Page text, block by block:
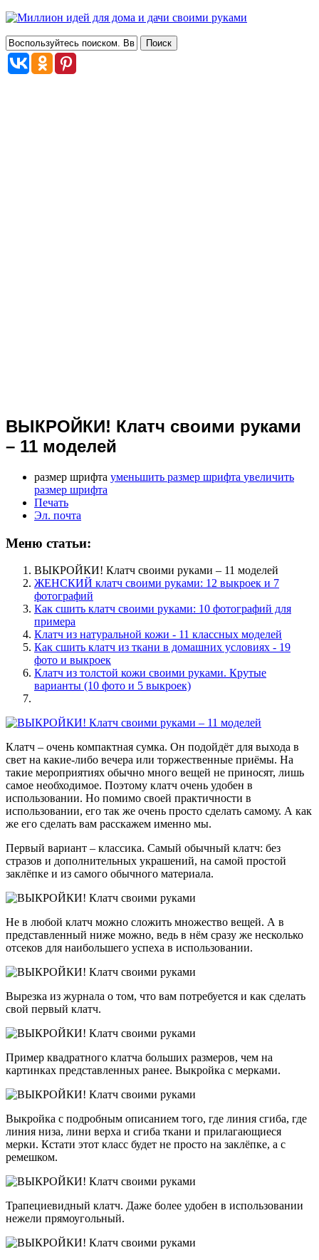
ВЫКРОЙКИ! Клатч своими руками
– 11 моделей
размер шрифта уменьшить размер шрифта увеличить
размер шрифта
Печать
Эл. почта
Меню статьи:
ВЫКРОЙКИ! Клатч своими руками – 11 моделей
ЖЕНСКИЙ клатч своими руками: 12 выкроек и 7
фотографий
Как сшить клатч своими руками: 10 фотографий для
примера
Клатч из натуральной кожи - 11 классных моделей
Как сшить клатч из ткани в домашних условиях - 19
фото и выкроек
Клатч из толстой кожи своими руками. Крутые
варианты (10 фото и 5 выкроек)
Клатч – очень компактная сумка. Он подойдёт для выхода в
свет на какие-либо вечера или торжественные приёмы. На
такие мероприятиях обычно много вещей не приносят, лишь
самое необходимое. Поэтому клатч очень удобен в
использовании. Но помимо своей практичности в
использовании, его так же очень просто сделать самому. А как
же его сделать вам расскажем именно мы.
Первый вариант – классика. Самый обычный клатч: без
стразов и дополнительных украшений, на самой простой
заклёпке и из самого обычного материала.
Не в любой клатч можно сложить множество вещей. А в
представленный ниже можно, ведь в нём сразу же несколько
отсеков для наибольшего успеха в использовании.
Вырезка из журнала о том, что вам потребуется и как сделать
свой первый клатч.
Пример квадратного клатча больших размеров, чем на
картинках представленных ранее. Выкройка с мерками.
Выкройка с подробным описанием того, где линия сгиба, где
линия низа, лини верха и сгиба ткани и прилагающиеся
мерки. Кстати этот класс будет не просто на заклёпке, а с
ремешком.
Трапециевидный клатч. Даже более удобен в использовании
нежели прямоугольный.